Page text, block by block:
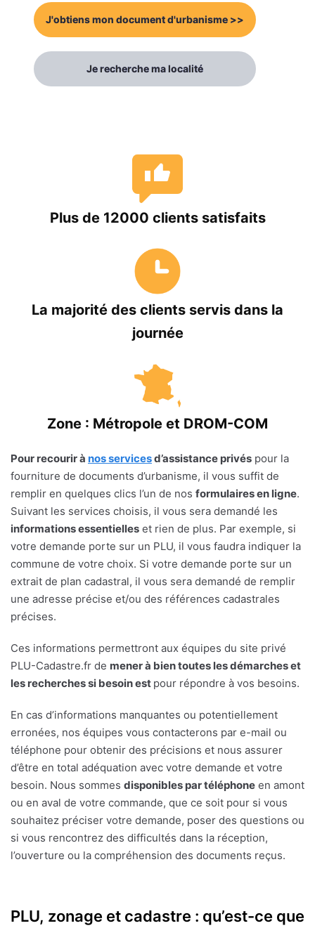
J'obtiens mon document d'urbanisme >>
Je recherche ma localité
Plus de 12000 clients satisfaits
La majorité des clients servis dans la
journée
Zone : Métropole et DROM-COM
Pour recourir à nos servicesd’assistance privés pour la
fourniture de documents d’urbanisme, il vous suffit de
remplir en quelques clics l’un de nos formulaires en ligne.
Suivant les services choisis, il vous sera demandé les
informations essentielles et rien de plus. Par exemple, si
votre demande porte sur un PLU, il vous faudra indiquer la
commune de votre choix. Si votre demande porte sur un
extrait de plan cadastral, il vous sera demandé de remplir
une adresse précise et/ou des références cadastrales
précises.
Ces informations permettront aux équipes du site privé
PLU-Cadastre.fr de mener à bien toutes les démarches et
les recherches si besoin est pour répondre à vos besoins.
En cas d’informations manquantes ou potentiellement
erronées, nos équipes vous contacterons par e-mail ou
téléphone pour obtenir des précisions et nous assurer
d’être en total adéquation avec votre demande et votre
besoin. Nous sommes disponibles par téléphone en amont
ou en aval de votre commande, que ce soit pour si vous
souhaitez préciser votre demande, poser des questions ou
si vous rencontrez des difficultés dans la réception,
l’ouverture ou la compréhension des documents reçus.
PLU, zonage et cadastre : qu’est-ce que